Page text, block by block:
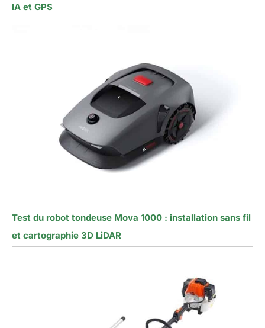
IA et GPS
Test du robot tondeuse Mova 1000 : installation sans fil
et cartographie 3D LiDAR